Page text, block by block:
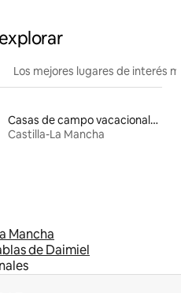
Los mejores lugares de interés
Casas de campo vacacionales
Castilla-La Mancha
Mancha
de Daimiel